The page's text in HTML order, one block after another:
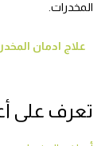
المخدرات.
تعرف على